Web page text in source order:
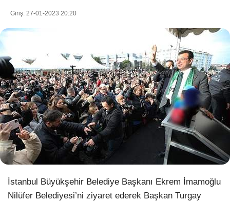
Facebook
Instagram
Youtube
Pinterest
Dribbble
Giriş: 27-01-2023 20:20
İstanbul Büyükşehir Belediye Başkanı Ekrem İmamoğlu
Nilüfer Belediyesi’ni ziyaret ederek Başkan Turgay